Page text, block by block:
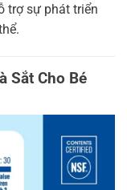
trợ sự phát triển
Sắt Cho Bé